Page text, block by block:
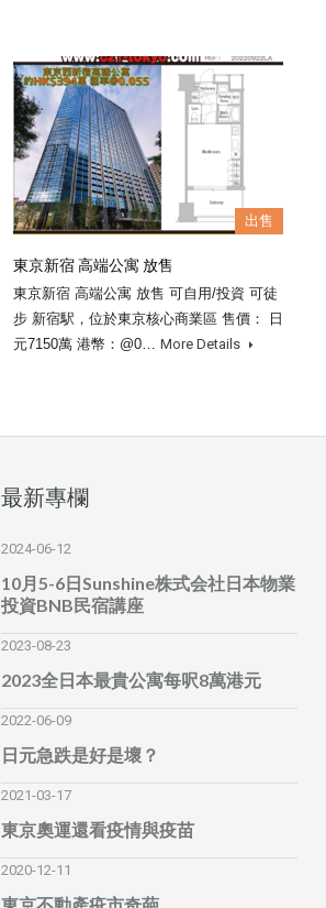
出售
東京新宿 高端公寓 放售
東京新宿 高端公寓 放售 可自用/投資 可徒
步 新宿駅，位於東京核心商業區 售價： 日
元7150萬 港幣：@0… More Details
最新專欄
2024-06-12
10月5-6日Sunshine株式会社日本物業
投資BNB民宿講座
2023-08-23
2023全日本最貴公寓每呎8萬港元
2022-06-09
日元急跌是好是壞？
2021-03-17
東京奧運還看疫情與疫苗
2020-12-11